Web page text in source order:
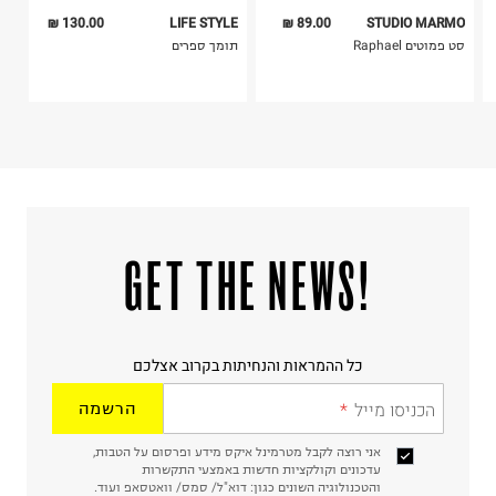
130.00 ₪
LIFE STYLE
תומך ספרים
89.00 ₪
STUDIO MARMO
סט פמוטים Raphael
!GET THE NEWS
כל ההמראות והנחיתות בקרוב אצלכם
הכניסו מייל הרשמה
אני רוצה לקבל מטרמינל איקס מידע ופרסום על הטבות,
עדכונים וקולקציות חדשות באמצעי התקשרות
והטכנולוגיה השונים כגון: דוא"ל/ סמס/ וואטסאפ ועוד.